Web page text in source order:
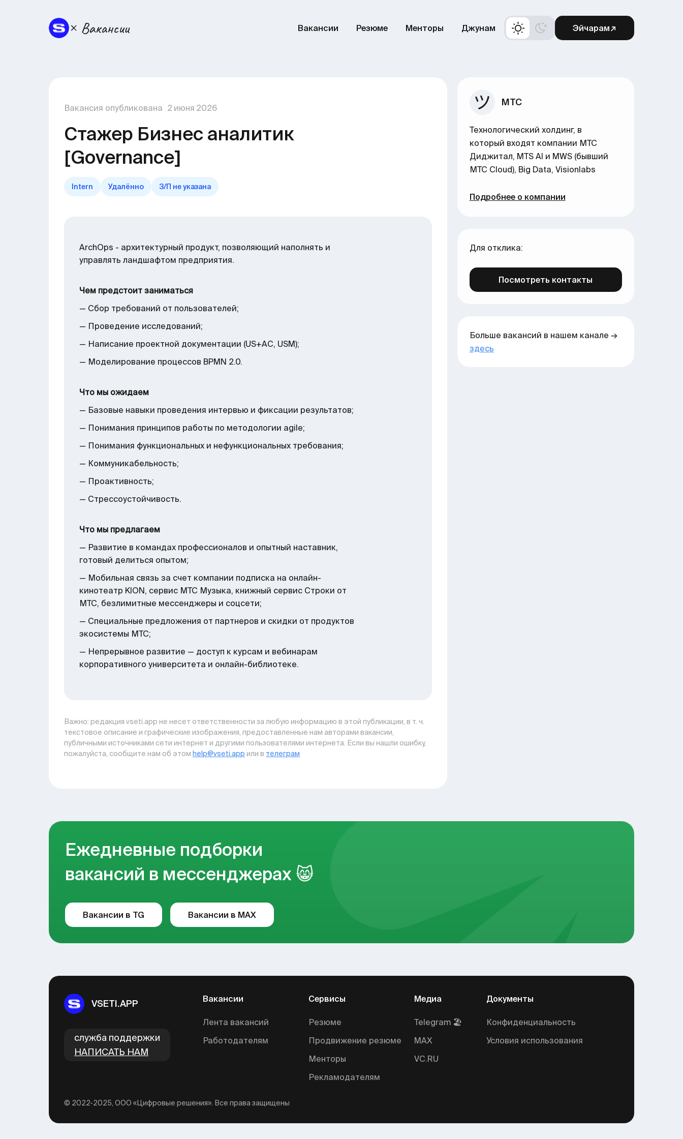
Вакансии Резюме Менторы Джунам Эйчарам↗
Вакансия опубликована 2 июня 2026
Стажер Бизнес аналитик
[Governance]
Intern Удалённо З/П не указана
ArchOps - архитектурный продукт, позволяющий наполнять и
управлять ландшафтом предприятия.
Чем предстоит заниматься
— Сбор требований от пользователей;
— Проведение исследований;
— Написание проектной документации (US+AC, USM);
— Моделирование процессов BPMN 2.0.
Что мы ожидаем
— Базовые навыки проведения интервью и фиксации результатов;
— Понимания принципов работы по методологии agile;
— Понимания функциональных и нефункциональных требования;
— Коммуникабельность;
— Проактивность;
— Стрессоустойчивость.
Что мы предлагаем
— Развитие в командах профессионалов и опытный наставник,
готовый делиться опытом;
— Мобильная связь за счет компании подписка на онлайн-
кинотеатр KION, сервис МТС Музыка, книжный сервис Строки от
МТС, безлимитные мессенджеры и соцсети;
— Специальные предложения от партнеров и скидки от продуктов
экосистемы МТС;
— Непрерывное развитие — доступ к курсам и вебинарам
корпоративного университета и онлайн-библиотеке.
Важно: pедакция vseti.app не несет ответственности за любую информацию в этой публикации, в т. ч.
текстовое описание и графические изображения, предоставленные нам авторами вакансии,
публичными источниками сети интернет и другими пользователями интернета. Если вы нашли ошибку,
пожалуйста, сообщите нам об этом help@vseti.app или в телеграм
МТС
Технологический холдинг, в
который входят компании МТС
Диджитал, MTS AI и MWS (бывший
МТС Cloud), Big Data, Visionlabs
Подробнее о компании
Для отклика:
Посмотреть контакты
Больше вакансий в нашем канале →
здесь
Ежедневные подборки
вакансий в мессенджерах 😸
Вакансии в TG Вакансии в MAX
VSETI.APP
cлужба поддержки
НАПИСАТЬ НАМ
Вакансии
Лента вакансий
Работодателям
Сервисы
Резюме
Продвижение резюме
Менторы
Рекламодателям
Медиа
Telegram 🏖
MAX
VC.RU
Документы
Конфиденциальность
Условия использования
© 2022-2025, ООО «Цифровые решения». Все права защищены